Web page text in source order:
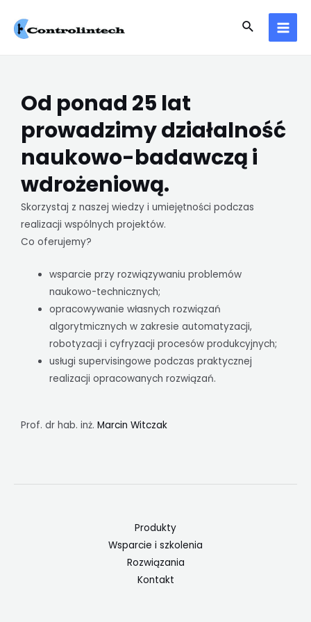
content
Search
Od ponad 25 lat
prowadzimy działalność
naukowo-badawczą i
wdrożeniową.
Skorzystaj z naszej wiedzy i umiejętności podczas
realizacji wspólnych projektów.
Co oferujemy?
wsparcie przy rozwiązywaniu problemów
naukowo-technicznych;
opracowywanie własnych rozwiązań
algorytmicznych w zakresie automatyzacji,
robotyzacji i cyfryzacji procesów produkcyjnych;
usługi supervisingowe podczas praktycznej
realizacji opracowanych rozwiązań.
Prof. dr hab. inż. Marcin Witczak
Produkty
Wsparcie i szkolenia
Rozwiązania
Kontakt